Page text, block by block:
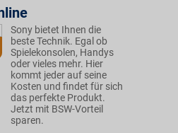
Sony bietet Ihnen die
beste Technik. Egal ob
Spielekonsolen, Handys
oder vieles mehr. Hier
kommt jeder auf seine
Kosten und findet für sich
das perfekte Produkt.
Jetzt mit BSW-Vorteil
sparen.